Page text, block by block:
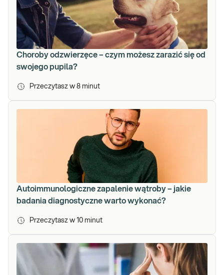
Choroby odzwierzęce – czym możesz zarazić się od
swojego pupila?
Przeczytasz w 8 minut
Autoimmunologiczne zapalenie wątroby – jakie
badania diagnostyczne warto wykonać?
Przeczytasz w 10 minut